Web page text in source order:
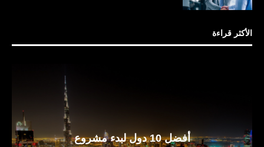
الأكثر قراءة
أفضل 10 دول لبدء مشروع